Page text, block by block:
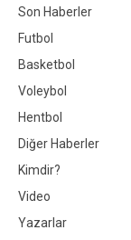
Son Haberler
Futbol
Basketbol
Voleybol
Hentbol
Diğer Haberler
Kimdir?
Video
Yazarlar